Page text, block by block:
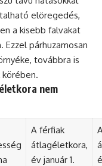
elöregedés,
a kisebb falvakat
párhuzamosan
továbbra is
nem
A férfiak
átlagéletkora,
év január 1.